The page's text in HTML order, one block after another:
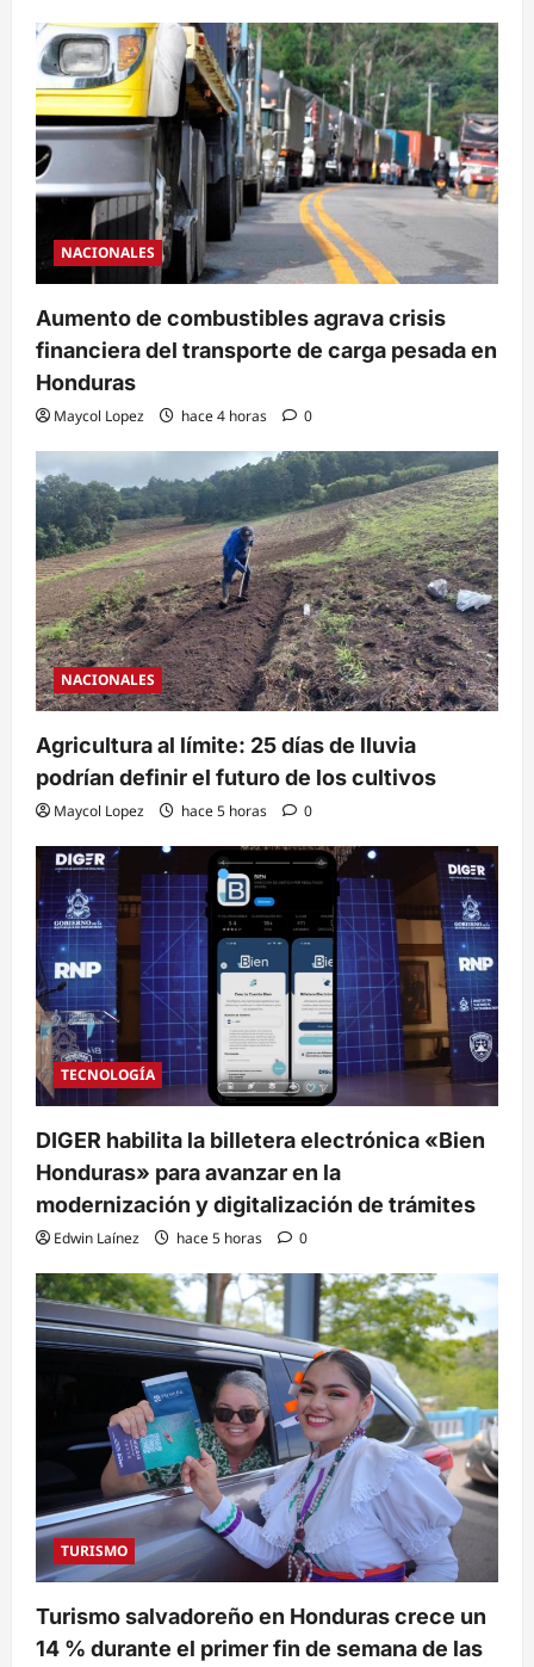
NACIONALES
Aumento de combustibles agrava crisis
financiera del transporte de carga pesada en
Honduras
Maycol Lopez hace 4 horas 0
NACIONALES
Agricultura al límite: 25 días de lluvia
podrían definir el futuro de los cultivos
Maycol Lopez hace 5 horas 0
TECNOLOGÍA
DIGER habilita la billetera electrónica «Bien
Honduras» para avanzar en la
modernización y digitalización de trámites
Edwin Laínez hace 5 horas 0
TURISMO
Turismo salvadoreño en Honduras crece un
14 % durante el primer fin de semana de las